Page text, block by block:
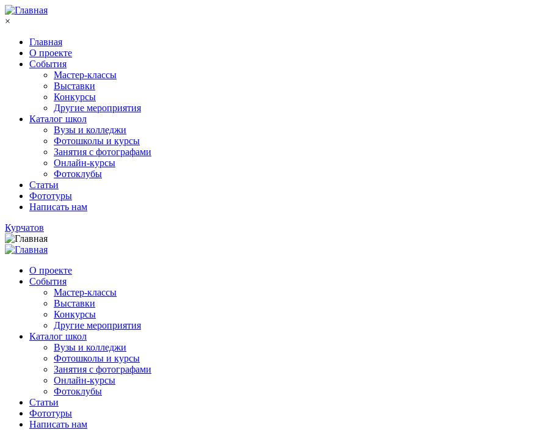
Перейти к основному содержанию
×
Главная
О проекте
События
Мастер-классы
Выставки
Конкурсы
Другие мероприятия
Каталог школ
Вузы и колледжи
Фотошколы и курсы
Занятия с фотографами
Онлайн-курсы
Фотоклубы
Статьи
Фототуры
Написать нам
Курчатов
О проекте
События
Мастер-классы
Выставки
Конкурсы
Другие мероприятия
Каталог школ
Вузы и колледжи
Фотошколы и курсы
Занятия с фотографами
Онлайн-курсы
Фотоклубы
Статьи
Фототуры
Написать нам